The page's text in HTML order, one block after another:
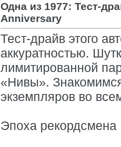
Одна из 1977: Тест-
Anniversary
Тест-драйв этого
аккуратностью.
лимитированной
«Нивы».
экземпляров во
Эпоха рекордсмена